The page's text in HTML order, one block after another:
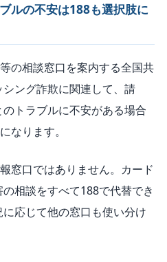
ルの不安は188も選択肢に
の相談窓口を案内する全国共
ング詐欺に関連して、請
トラブルに不安がある場合
なります。
窓口ではありません。カード
相談をすべて188で代替でき
応じて他の窓口も使い分け